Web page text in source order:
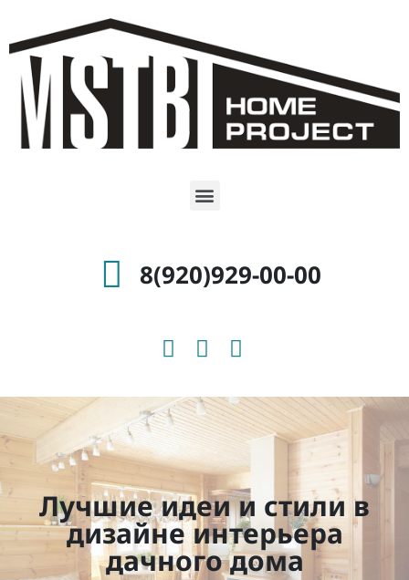
8(920)929-00-00
Лучшие идеи и стили в
дизайне интерьера
дачного дома